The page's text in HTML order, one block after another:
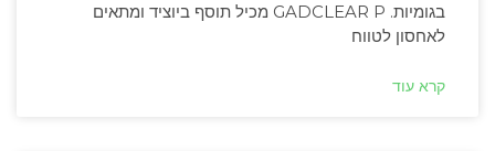
בגומיות. GADCLEAR P מכיל תוסף ביוציד ומתאים
לאחסון לטווח
קרא עוד